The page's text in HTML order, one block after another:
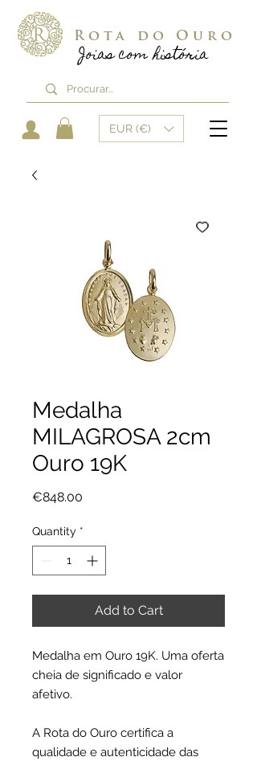
Joias com história
Rota do Ouro
EUR (€)
Medalha
MILAGROSA 2cm
Ouro 19K
€848.00
Quantity *
Add to Cart
Medalha em Ouro 19K. Uma oferta
cheia de significado e valor
afetivo.
A Rota do Ouro certifica a
qualidade e autenticidade das